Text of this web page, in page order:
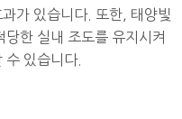
가 있습니다. 또한, 태양빛
한 실내 조도를 유지시켜
수 있습니다.